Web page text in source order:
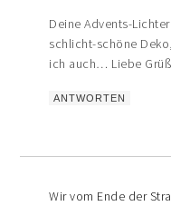
Deine Advents-
schlicht-schöne
ich auch… Liebe
ANTWORTEN
Wir vom Ende der